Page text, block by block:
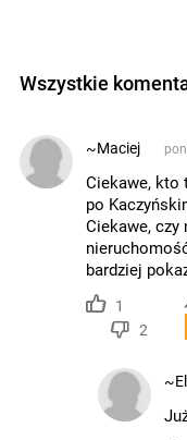
Wszystkie
~Maciej
Ciekawe, kto
po
Ciekawe, czy
bardziej
1
2